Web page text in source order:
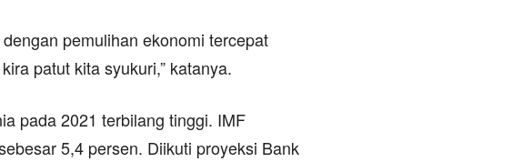
pemulihan ekonomi tercepat
patut kita syukuri,” katanya.
pada 2021 terbilang tinggi. IMF
5,4 persen. Diikuti proyeksi Bank